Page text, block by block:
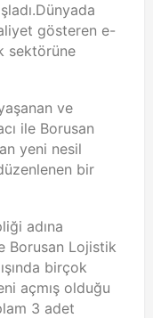
gösteren e-
sektörüne
ve
ile Borusan
yeni nesil
bir
adına
Borusan Lojistik
birçok
açmış olduğu
3 adet